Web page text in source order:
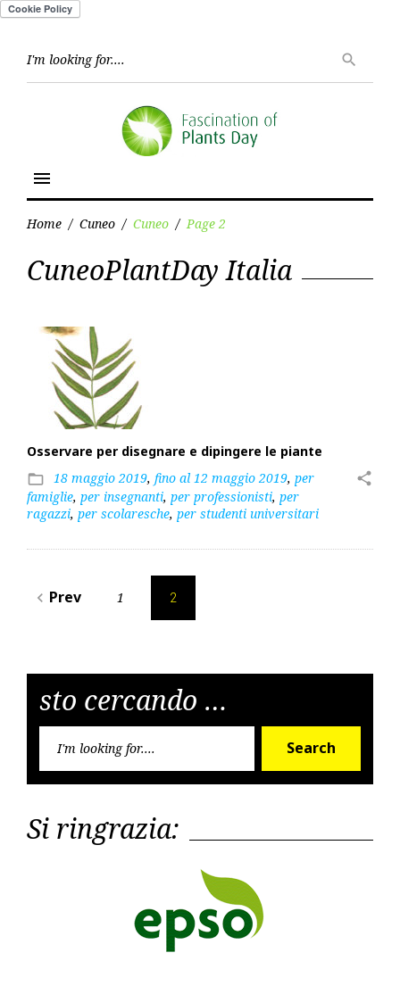
search
menu
Home / Cuneo / Cuneo / Page 2
Cuneo
CuneoPlantDay Italia
Osservare per disegnare e dipingere le piante
folder_open 18 maggio 2019, fino al 12 maggio 2019, per
famiglie, per insegnanti, per professionisti, per
ragazzi, per scolaresche, per studenti universitari
share
Posts
pagination
navigate_before Prev 1 2
sto cercando …
Search
Si ringrazia: